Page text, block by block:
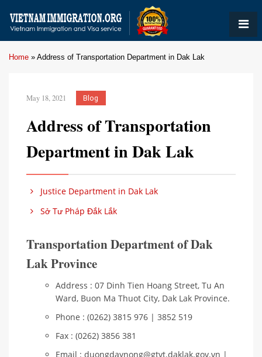
Home » Address of Transportation Department in Dak Lak
May 18, 2021 Blog
Address of Transportation
Department in Dak Lak
Justice Department in Dak Lak
Sở Tư Pháp Đắk Lắk
Transportation Department of Dak
Lak Province
Address : 07 Dinh Tien Hoang Street, Tu An
Ward, Buon Ma Thuot City, Dak Lak Province.
Phone : (0262) 3815 976 | 3852 519
Fax : (0262) 3856 381
Email : duongdaynong@gtvt.daklak.gov.vn |